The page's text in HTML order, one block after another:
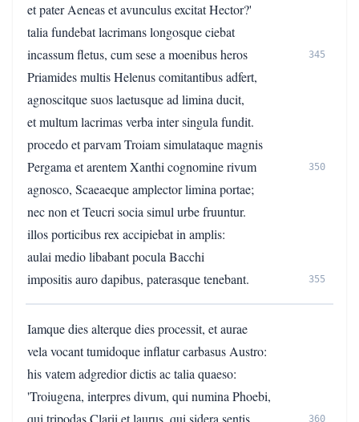
et pater Aeneas et avunculus excitat Hector?'
talia fundebat lacrimans longosque ciebat
incassum fletus, cum sese a moenibus heros
345
Priamides multis Helenus comitantibus adfert,
agnoscitque suos laetusque ad limina ducit,
et multum lacrimas verba inter singula fundit.
procedo et parvam Troiam simulataque magnis
Pergama et arentem Xanthi cognomine rivum
350
agnosco, Scaeaeque amplector limina portae;
nec non et Teucri socia simul urbe fruuntur.
illos porticibus rex accipiebat in amplis:
aulai medio libabant pocula Bacchi
impositis auro dapibus, paterasque tenebant.
355
Iamque dies alterque dies processit, et aurae
vela vocant tumidoque inflatur carbasus Austro:
his vatem adgredior dictis ac talia quaeso:
'Troiugena, interpres divum, qui numina Phoebi,
qui tripodas Clarii et laurus, qui sidera sentis
360